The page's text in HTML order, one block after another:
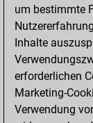
azrael0963
gübau
toronto42
um bestimmte
Inhalte
erforderlichen
Marketing-
Verwendung